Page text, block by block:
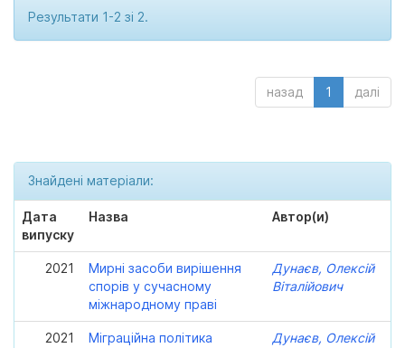
Результати 1-2 зі 2.
назад 1 далі
Знайдені матеріали:
Дата
випуску
Назва Автор(и)
2021
Мирні засоби вирішення
спорів у сучасному
міжнародному праві
Дунаєв, Олексій
Віталійович
2021
Міграційна політика
Дунаєв, Олексій